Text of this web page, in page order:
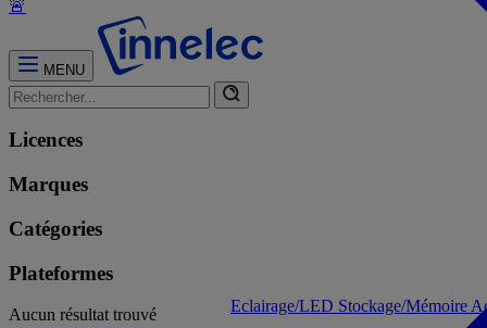
🚨
MENU
Licences
Marques
Catégories
Plateformes
Aucun résultat trouvé
Eclairage/LED Stockage/Mémoire